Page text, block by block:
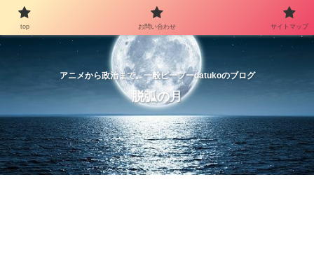
アニメから政治まで。一般ピープーdatukoのブログ
脱弧の月
top お問い合わせ サイトマップ